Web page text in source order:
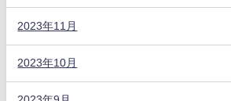
2023年11月
2023年10月